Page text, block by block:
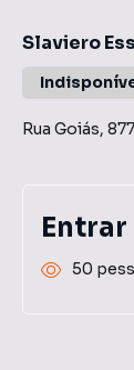
Slaviero
Rua Goiás, 877
50